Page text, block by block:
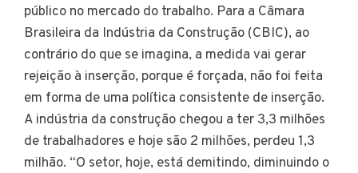
público no mercado do trabalho. Para a Câmara
Brasileira da Indústria da Construção (CBIC), ao
contrário do que se imagina, a medida vai gerar
rejeição à inserção, porque é forçada, não foi feita
em forma de uma política consistente de inserção.
A indústria da construção chegou a ter 3,3 milhões
de trabalhadores e hoje são 2 milhões, perdeu 1,3
milhão. “O setor, hoje, está demitindo, diminuindo o